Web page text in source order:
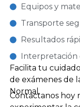
Equipos y
Transporte
Resultados
Interpretación
Facilita tu
de exámenes de
Normal.
Contáctanos hoy